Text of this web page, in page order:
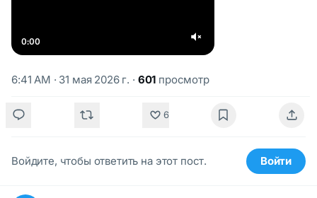
0:00
6:41 AM · 31 мая 2026 г. · 601 просмотр
6
Войдите, чтобы ответить на этот пост. Войти